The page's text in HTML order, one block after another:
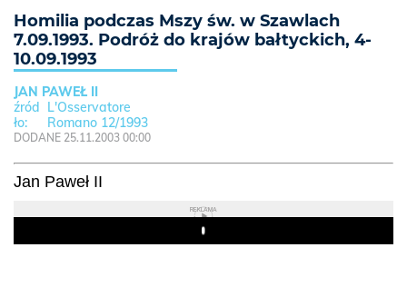
Homilia podczas Mszy św. w Szawlach
7.09.1993. Podróż do krajów bałtyckich, 4-
10.09.1993
JAN PAWEŁ II
L'Osservatore
Romano 12/1993
DODANE 25.11.2003 00:00
Jan Paweł II
REKLAMA
Play